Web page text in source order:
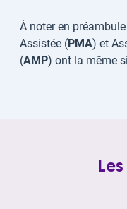
À noter en
Assistée (PMA) et
(AMP) ont la même